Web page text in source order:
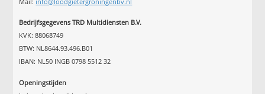
Bedrijfsgegevens TRD Multidiensten B.V.
KVK: 88068749
BTW: NL8644.93.496.B01
IBAN: NL50 INGB 0798 5512 32
Openingstijden